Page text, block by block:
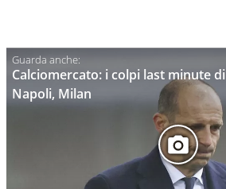
Calciomercato: i colpi last minute
Napoli, Milan